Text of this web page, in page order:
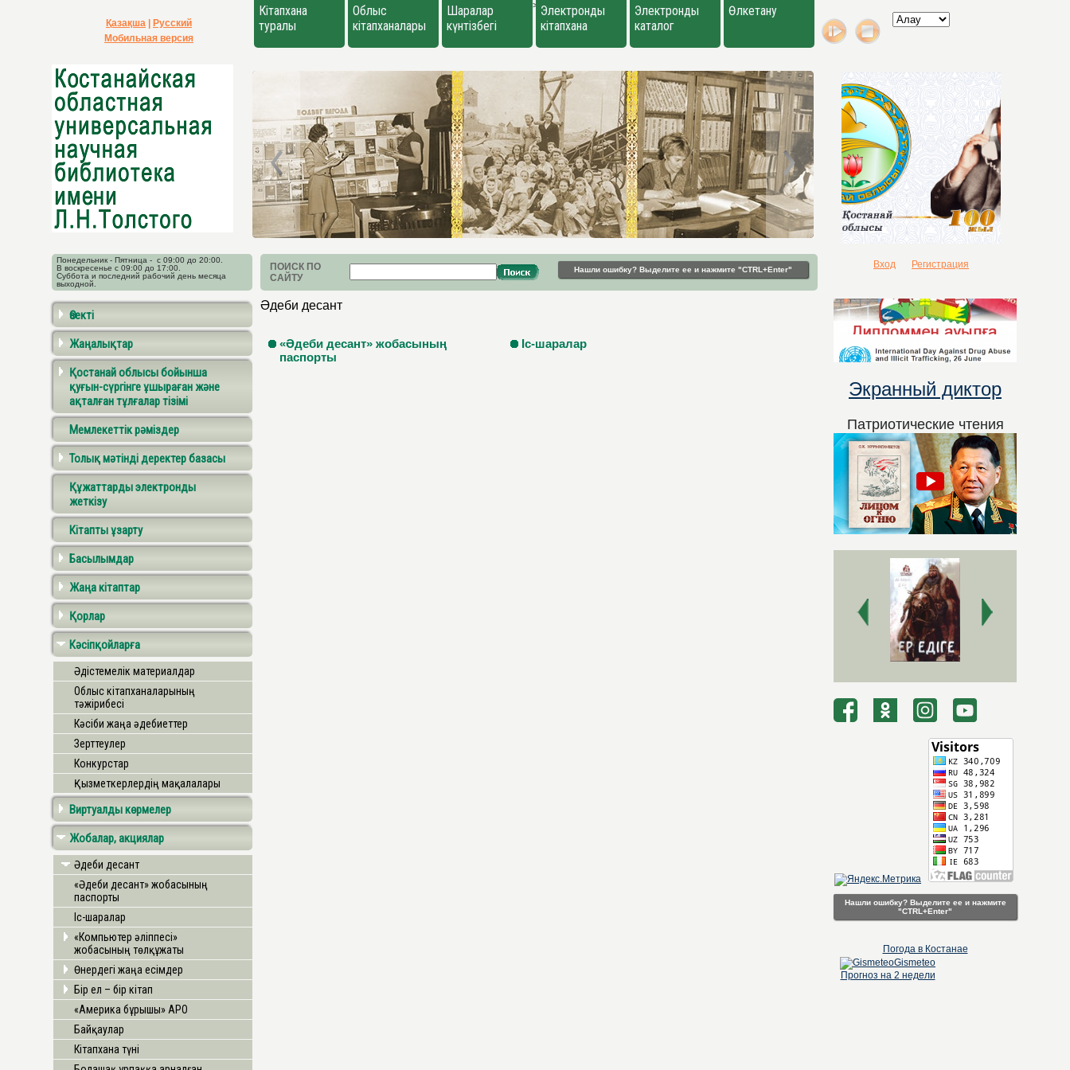
>
Қазақша
Русский
Мобильная версия
Кітапхана
туралы
Облыс
кітапханалары
Шаралар
күнтізбегі
Электронды
кітапхана
Электронды
каталог
Өлкетану
Понедельник - Пятница - с 09:00 до 20:00.
В воскресенье с 09:00 до 17:00.
Суббота и последний рабочий день месяца
выходной.
ПОИСК ПО
САЙТУ
Нашли ошибку? Выделите ее и нажмите "CTRL+Enter" Вход Регистрация
Өзекті
Жаңалықтар
Қостанай облысы бойынша
қуғын-сүргінге ұшыраған және
ақталған тұлғалар тізімі
Мемлекеттік рәміздер
Толық мәтінді деректер базасы
Құжаттарды электронды
жеткізу
Кітапты ұзарту
Басылымдар
Жаңа кітаптар
Қорлар
Кәсіпқойларға
Әдістемелік материалдар
Облыс кітапханаларының
тәжірибесі
Кәсіби жаңа әдебиеттер
Зерттеулер
Конкурстар
Қызметкерлердің мақалалары
Виртуалды көрмелер
Жобалар, акциялар
Әдеби десант
«Әдеби десант» жобасының
паспорты
Іс-шаралар
«Компьютер әліппесі»
жобасының төлқұжаты
Өнердегі жаңа есімдер
Бір ел – бір кітап
«Америка бұрышы» АРО
Байқаулар
Кітапхана түні
Әдеби десант
«Әдеби десант» жобасының
паспорты
Іс-шаралар
Экранный диктор
Патриотические чтения
Нашли ошибку? Выделите ее и нажмите
"CTRL+Enter"
Погода в Костанае
Gismeteo
Прогноз на 2 недели